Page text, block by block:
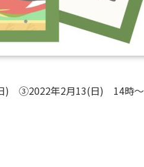
) ③2022年2月13(日) 14時～